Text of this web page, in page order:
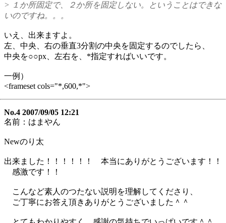
> １か所固定で、２か所を固定しない。ということはできな
いのですね。。。
いえ、出来ますよ。
左、中央、右の垂直3分割の中央を固定するのでしたら、
中央を○○px、左右を、*指定すればいいです。
一例）
<frameset cols="*,600,*">
No.4 2007/09/05 12:21
名前：はまやん
Newのり太
出来ました！！！！！！ 本当にありがとうございます！！
感激です！！
こんなど素人のつたない説明を理解してくださり、
ご丁寧にお答え頂きありがとうございました＾＾